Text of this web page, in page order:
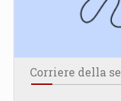
Corriere della